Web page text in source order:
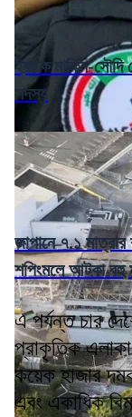
ইরাকে মার্কিন-
সদস্য
জাপানে ৭.১
শপিংমলে আটকা বহু
এ পর্যন্ত চার
প্রাকৃতিক
কয়েক হাজার
এবং একাধিক